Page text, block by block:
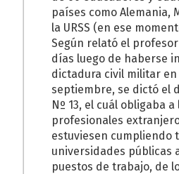
países como Alemania,
la URSS (en ese
Según relató el
días luego de haberse
dictadura civil militar en
septiembre, se dictó el
Nº 13, el cuál obligaba a
profesionales
estuviesen cumpliendo
universidades públicas
puestos de trabajo, de